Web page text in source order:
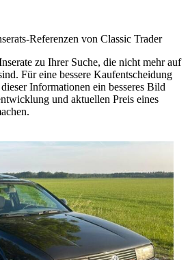
Referenzen von Classic Trader
zu Ihrer Suche, die nicht mehr auf
Für eine bessere Kaufentscheidung
Informationen ein besseres Bild
und aktuellen Preis eines